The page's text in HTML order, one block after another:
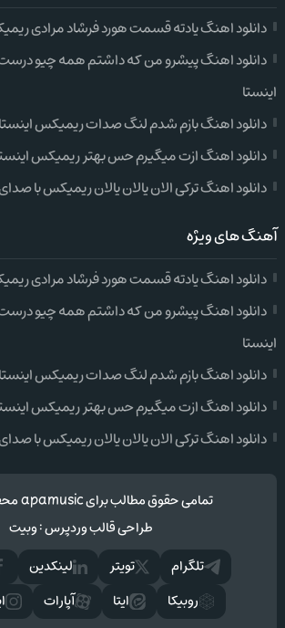
دانلود اهنگ یادته قسمت هورد فرشاد مرادی
دانلود اهنگ پیشرو من که داشتم همه چیو
اینستا
دانلود اهنگ بازم شدم لنگ صدات ریمیکس اینستا
دانلود اهنگ ازت میگیرم حس بهتر ریمیکس
دانلود اهنگ ترکی الان یالان یالان ریمیکس با
آهنگ های ویژه
دانلود اهنگ یادته قسمت هورد فرشاد مرادی
دانلود اهنگ پیشرو من که داشتم همه چیو
اینستا
دانلود اهنگ بازم شدم لنگ صدات ریمیکس اینستا
دانلود اهنگ ازت میگیرم حس بهتر ریمیکس
دانلود اهنگ ترکی الان یالان یالان ریمیکس با
تمامی حقوق مطالب برای apamusic محفوظ است
طراحی قالب وردپرس:وبیت
لینکدین تويتر
تلگرام
آپارات ایتا روبیکا